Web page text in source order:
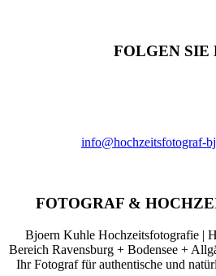
FOLGEN SIE
info@hochzeitsfotograf-
FOTOGRAF &
Bjoern Kuhle Hochzeitsfotografie |
Bereich Ravensburg + Bodensee +
Ihr Fotograf für authentische und